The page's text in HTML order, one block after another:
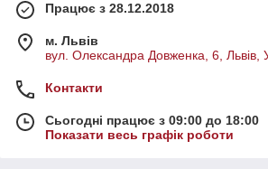
Працює з 28.12.2018
м. Львів
вул. Олександра Довженка, 6, Львів,
Контакти
Сьогодні працює з 09:00 до 18:00
Показати весь графік роботи